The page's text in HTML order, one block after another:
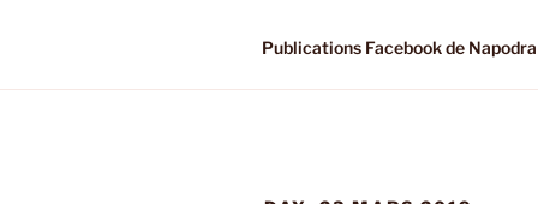
Publications Facebook de